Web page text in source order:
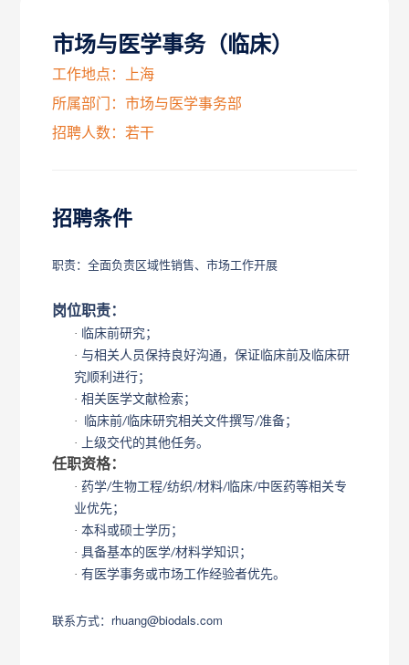
市场与医学事务（临床）
工作地点：上海
所属部门：市场与医学事务部
招聘人数：若干
招聘条件
职责：全面负责区域性销售、市场工作开展
岗位职责：
·
临床前研究；
· 与相关人员保持良好沟通，保证临床前及临床研
究顺利进行；
· 相关医学文献检索；
·
临床前/临床研究相关文件撰写/准备；
·
上级交代的其他任务。
任职资格：
· 药学/生物工程/纺织/材料/临床/中医药等相关专
业优先；
· 本科或硕士学历；
· 具备基本的医学/材料学知识；
· 有医学事务或市场工作经验者优先。
联系方式：rhuang@biodals.com